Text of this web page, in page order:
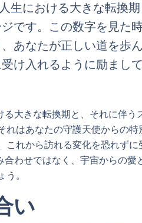
生における大きな転換
です。この数字を見た
あなたが正しい道を歩ん
け入れるように励まして
大きな転換期と、それに伴う
はあなたの守護天使からの特
これから訪れる変化を恐れずに
わせではなく、宇宙からの愛
。
い